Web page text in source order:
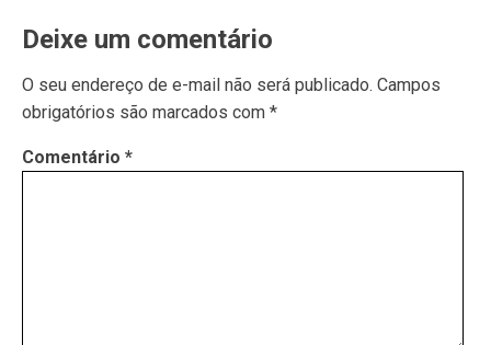
Deixe um comentário
O seu endereço de e-mail não será publicado. Campos
obrigatórios são marcados com *
Comentário *